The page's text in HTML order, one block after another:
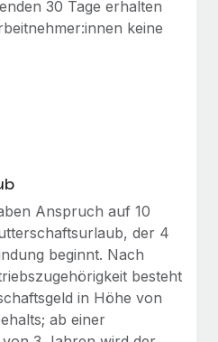
Marktführer im Bereich der
Apps. Das...
30 Tage erhalten
keine
Anspruch auf 10
der 4
beginnt. Nach
besteht
in Höhe von
ab einer